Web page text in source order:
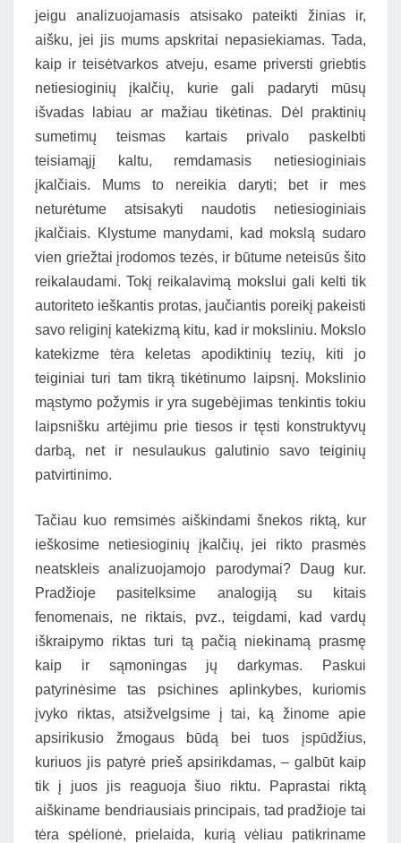
jeigu analizuojamasis atsisako pateikti žinias ir,
aišku, jei jis mums apskritai nepasiekiamas. Tada,
kaip ir teisėtvarkos atveju, esame priversti griebtis
netiesioginių įkalčių, kurie gali padaryti mūsų
išvadas labiau ar mažiau tikėtinas. Dėl praktinių
sumetimų teismas kartais privalo paskelbti
teisiamąjį kaltu, remdamasis netiesioginiais
įkalčiais. Mums to nereikia daryti; bet ir mes
neturėtume atsisakyti naudotis netiesioginiais
įkalčiais. Klystume manydami, kad mokslą sudaro
vien griežtai įrodomos tezės, ir būtume neteisūs šito
reikalaudami. Tokį reikalavimą mokslui gali kelti tik
autoriteto ieškantis protas, jaučiantis poreikį pakeisti
savo religinį katekizmą kitu, kad ir moksliniu. Mokslo
katekizme tėra keletas apodiktinių tezių, kiti jo
teiginiai turi tam tikrą tikėtinumo laipsnį. Mokslinio
mąstymo požymis ir yra sugebėjimas tenkintis tokiu
laipsnišku artėjimu prie tiesos ir tęsti konstruktyvų
darbą, net ir nesulaukus galutinio savo teiginių
patvirtinimo.
Tačiau kuo remsimės aiškindami šnekos riktą, kur
ieškosime netiesioginių įkalčių, jei rikto prasmės
neatskleis analizuojamojo parodymai? Daug kur.
Pradžioje pasitelksime analogiją su kitais
fenomenais, ne riktais, pvz., teigdami, kad vardų
iškraipymo riktas turi tą pačią niekinamą prasmę
kaip ir sąmoningas jų darkymas. Paskui
patyrinėsime tas psichines aplinkybes, kuriomis
įvyko riktas, atsižvelgsime į tai, ką žinome apie
apsirikusio žmogaus būdą bei tuos įspūdžius,
kuriuos jis patyrė prieš apsirikdamas, – galbūt kaip
tik į juos jis reaguoja šiuo riktu. Paprastai riktą
aiškiname bendriausiais principais, tad pradžioje tai
tėra spėlionė, prielaida, kurią vėliau patikriname